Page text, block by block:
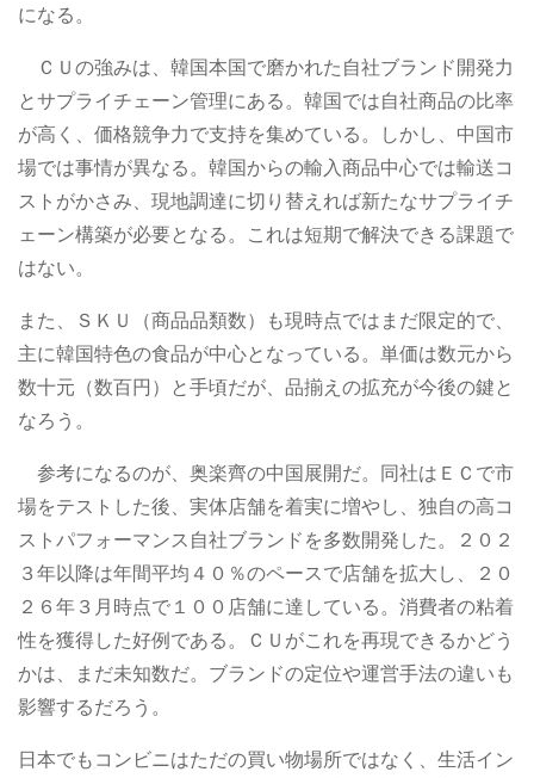
になる。
ＣＵの強みは、韓国本国で磨かれた自社ブランド開発力
とサプライチェーン管理にある。韓国では自社商品の比率
が高く、価格競争力で支持を集めている。しかし、中国市
場では事情が異なる。韓国からの輸入商品中心では輸送コ
ストがかさみ、現地調達に切り替えれば新たなサプライチ
ェーン構築が必要となる。これは短期で解決できる課題で
はない。
また、ＳＫＵ（商品品類数）も現時点ではまだ限定的で、
主に韓国特色の食品が中心となっている。単価は数元から
数十元（数百円）と手頃だが、品揃えの拡充が今後の鍵と
なろう。
参考になるのが、奥楽齊の中国展開だ。同社はＥＣで市
場をテストした後、実体店舗を着実に増やし、独自の高コ
ストパフォーマンス自社ブランドを多数開発した。２０２
３年以降は年間平均４０％のペースで店舗を拡大し、２０
２６年３月時点で１００店舗に達している。消費者の粘着
性を獲得した好例である。ＣＵがこれを再現できるかどう
かは、まだ未知数だ。ブランドの定位や運営手法の違いも
影響するだろう。
日本でもコンビニはただの買い物場所ではなく、生活イン